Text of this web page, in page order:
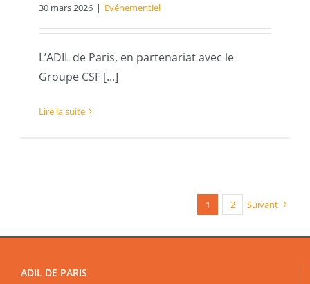
30 mars 2026 | Evénementiel
L’ADIL de Paris, en partenariat avec le
Groupe CSF [...]
Lire la suite
1 2 Suivant
ADIL DE PARIS